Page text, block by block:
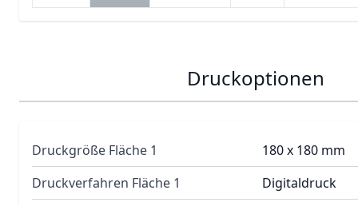
Druckoptionen
Druckgröße Fläche 1
180 x 180 mm
Druckverfahren Fläche 1
Digitaldruck